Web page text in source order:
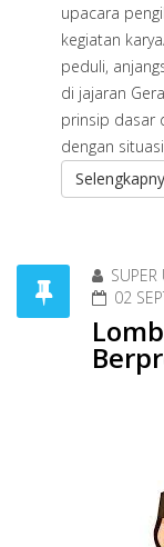
upacara
kegiatan
peduli,
di jajaran
prinsip dasar
dengan
SUPER
02